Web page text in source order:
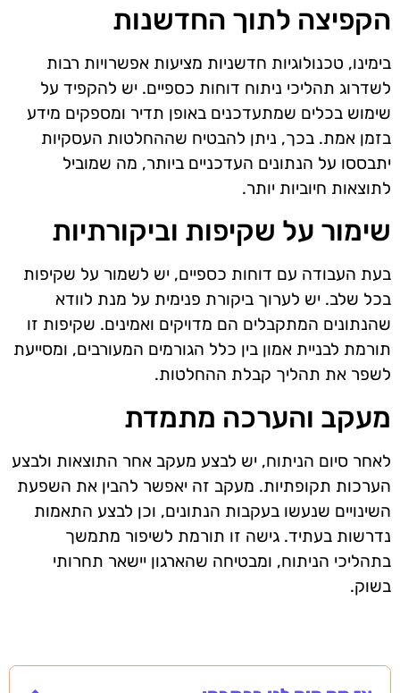
הקפיצה לתוך החדשנות
בימינו, טכנולוגיות חדשניות מציעות אפשרויות רבות
לשדרוג תהליכי ניתוח דוחות כספיים. יש להקפיד על
שימוש בכלים שמתעדכנים באופן תדיר ומספקים מידע
בזמן אמת. בכך, ניתן להבטיח שההחלטות העסקיות
יתבססו על הנתונים העדכניים ביותר, מה שמוביל
לתוצאות חיוביות יותר.
שימור על שקיפות וביקורתיות
בעת העבודה עם דוחות כספיים, יש לשמור על שקיפות
בכל שלב. יש לערוך ביקורת פנימית על מנת לוודא
שהנתונים המתקבלים הם מדויקים ואמינים. שקיפות זו
תורמת לבניית אמון בין כלל הגורמים המעורבים, ומסייעת
לשפר את תהליך קבלת ההחלטות.
מעקב והערכה מתמדת
לאחר סיום הניתוח, יש לבצע מעקב אחר התוצאות ולבצע
הערכות תקופתיות. מעקב זה יאפשר להבין את השפעת
השינויים שנעשו בעקבות הנתונים, וכן לבצע התאמות
נדרשות בעתיד. גישה זו תורמת לשיפור מתמשך
בתהליכי הניתוח, ומבטיחה שהארגון יישאר תחרותי
בשוק.